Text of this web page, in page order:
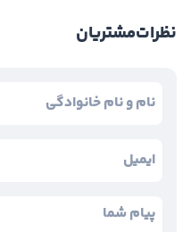
نظراتمشتریان